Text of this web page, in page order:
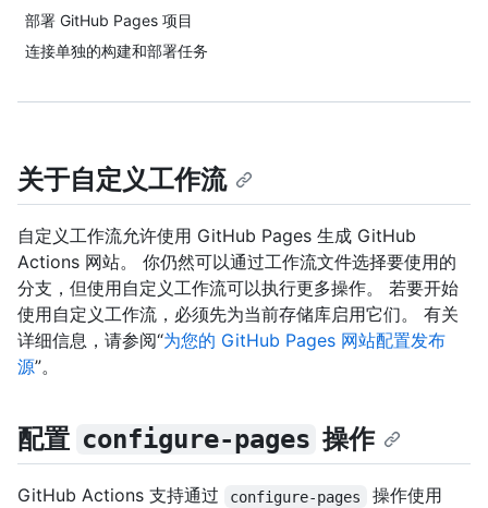
部署 GitHub Pages 项目
连接单独的构建和部署任务
关于自定义工作流
自定义工作流允许使用 GitHub Pages 生成 GitHub
Actions 网站。 你仍然可以通过工作流文件选择要使用的
分支，但使用自定义工作流可以执行更多操作。 若要开始
使用自定义工作流，必须先为当前存储库启用它们。 有关
详细信息，请参阅“为您的 GitHub Pages 网站配置发布
源”。
配置 configure-pages 操作
GitHub Actions 支持通过 configure-pages
操作使用